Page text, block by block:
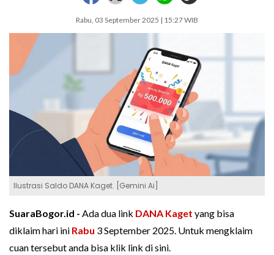
Rabu, 03 September 2025 | 15:27 WIB
Ilustrasi Saldo DANA Kaget. [Gemini Ai]
SuaraBogor.id - Ada dua link DANA Kaget yang bisa
diklaim hari ini Rabu 3 September 2025. Untuk mengklaim
cuan tersebut anda bisa klik link di sini.